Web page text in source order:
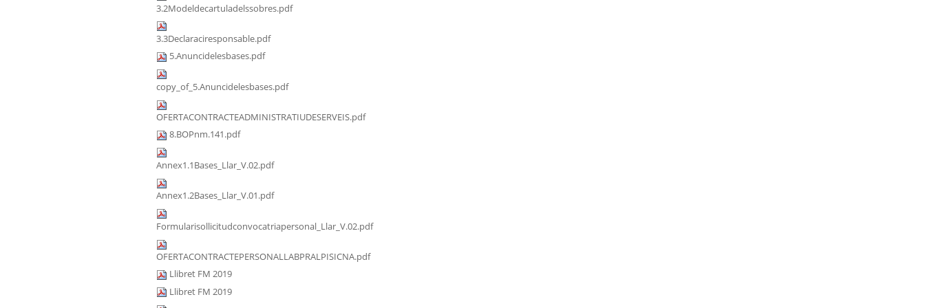
3.2Modeldecartuladelssobres.pdf
3.3Declaraciresponsable.pdf
5.Anuncidelesbases.pdf
copy_of_5.Anuncidelesbases.pdf
OFERTACONTRACTEADMINISTRATIUDESERVEIS.pdf
8.BOPnm.141.pdf
Annex1.1Bases_Llar_V.02.pdf
Annex1.2Bases_Llar_V.01.pdf
Formularisollicitudconvocatriapersonal_Llar_V.02.pdf
OFERTACONTRACTEPERSONALLABPRALPISICNA.pdf
Llibret FM 2019
Llibret FM 2019